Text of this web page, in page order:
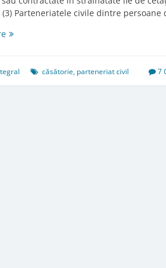
(3) Parteneriatele civile dintre persoane
Art.
sau
echivalarea
căsătorie, parteneriat civil 7